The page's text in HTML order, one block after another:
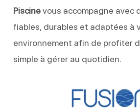
Piscinevous accompagne avec
fiables, durables et adaptées à
environnement afin de profiter
simple à gérer au quotidien.